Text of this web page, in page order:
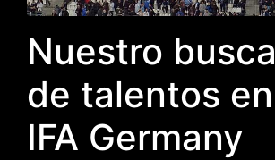
Nuestro
de talentos en
IFA Germany